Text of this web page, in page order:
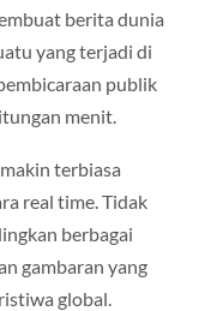
berita dunia
yang terjadi di
publik
menit.
terbiasa
real time. Tidak
berbagai
gambaran yang
global.